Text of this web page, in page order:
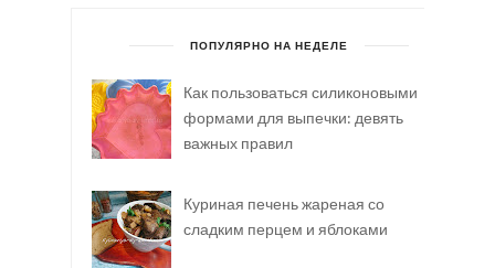
ПОПУЛЯРНО НА НЕДЕЛЕ
Как пользоваться силиконовыми
формами для выпечки: девять
важных правил
Куриная печень жареная со
сладким перцем и яблоками